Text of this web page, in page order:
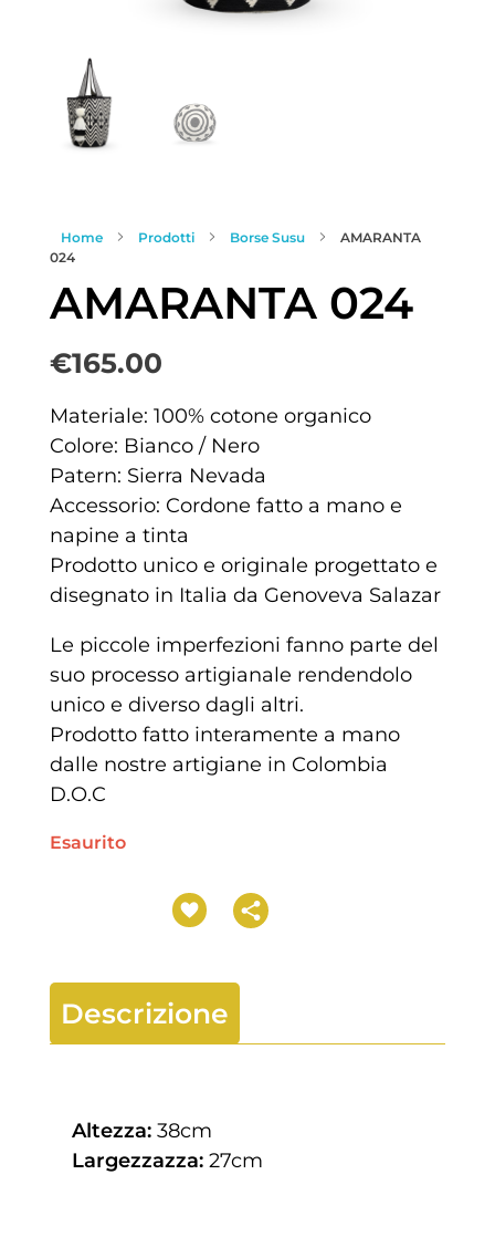
Home Prodotti Borse Susu
AMARANTA
024
AMARANTA 024
€165.00
Materiale: 100% cotone organico
Colore: Bianco / Nero
Patern: Sierra Nevada
Accessorio: Cordone fatto a mano e
napine a tinta
Prodotto unico e originale progettato e
disegnato in Italia da Genoveva Salazar
Le piccole imperfezioni fanno parte del
suo processo artigianale rendendolo
unico e diverso dagli altri.
Prodotto fatto interamente a mano
dalle nostre artigiane in Colombia
D.O.C
Esaurito
Descrizione
Altezza: 38cm
Largezzazza: 27cm